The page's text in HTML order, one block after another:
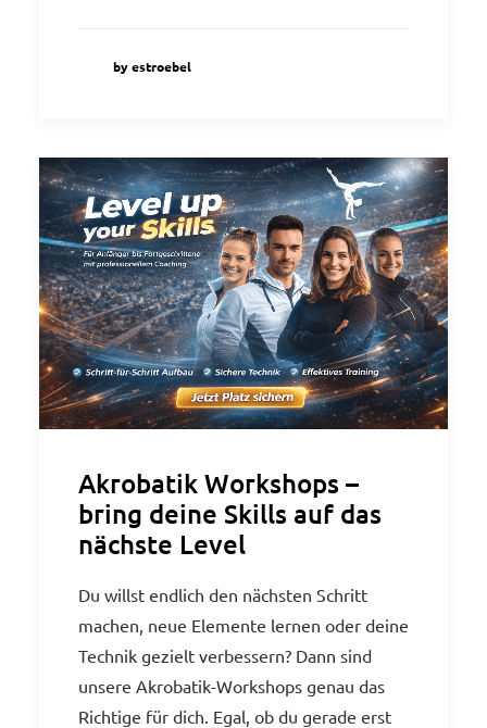
by estroebel
Akrobatik Workshops –
bring deine Skills auf das
nächste Level
Du willst endlich den nächsten Schritt
machen, neue Elemente lernen oder deine
Technik gezielt verbessern? Dann sind
unsere Akrobatik-Workshops genau das
Richtige für dich. Egal, ob du gerade erst